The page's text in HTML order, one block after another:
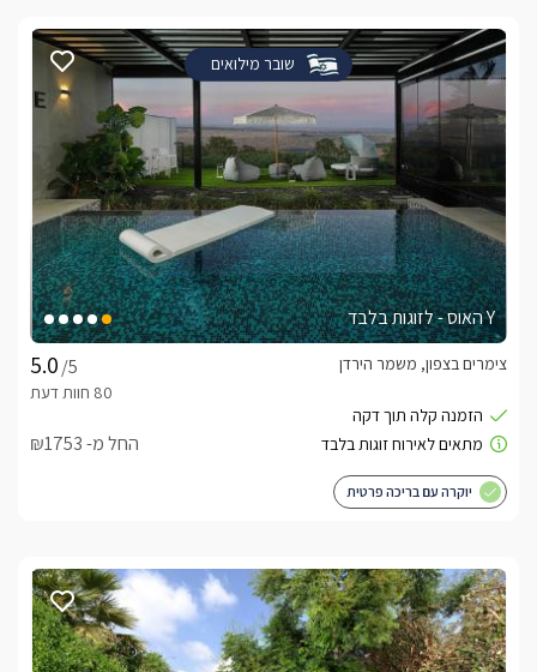
שובר מילואים
Y האוס - לזוגות בלבד
/5
צימרים בצפון, משמר הירדן
החל מ- ₪1753
יוקרה עם בריכה פרטית